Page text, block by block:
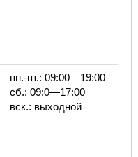
пн.-пт.: 09:00—19:00
сб.: 09:0—17:00
вск.: выходной